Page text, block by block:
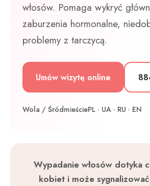
włosów. Pomaga wykryć
zaburzenia hormonalne,
problemy z tarczycą.
Umów wizytę online
Wola / ŚródmieściePL · UA · RU · EN
Wypadanie włosów dotyka
kobiet i może